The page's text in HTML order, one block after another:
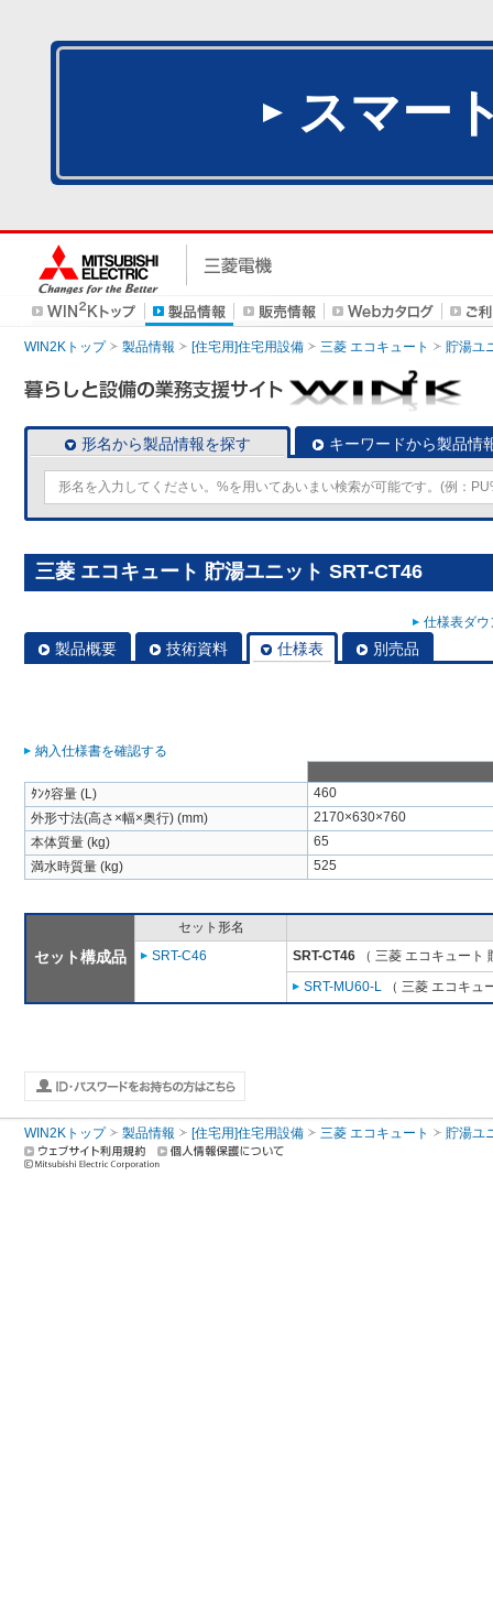
スマー
WIN2Kトップ 製品情報 [住宅用]住宅用設備 三菱 エコキュート 貯湯ユ
形名から製品情報を探す キーワードから製品情
三菱 エコキュート 貯湯ユニット SRT-CT46
仕様表ダ
製品概要 技術資料 仕様表 別売品
納入仕様書を確認する
ﾀﾝｸ容量 (L)
460
外形寸法(高さ×幅×奥行) (mm)
2170×630×760
本体質量 (kg)
65
満水時質量 (kg)
525
セット構成品
セット形名
SRT-C46
SRT-CT46 （ 三菱 エコキュート
SRT-MU60-L （ 三菱 エコキュ
WIN2Kトップ 製品情報 [住宅用]住宅用設備 三菱 エコキュート 貯湯ユ